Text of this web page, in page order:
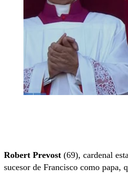
Robert Prevost (69), cardenal
sucesor de Francisco como papa,